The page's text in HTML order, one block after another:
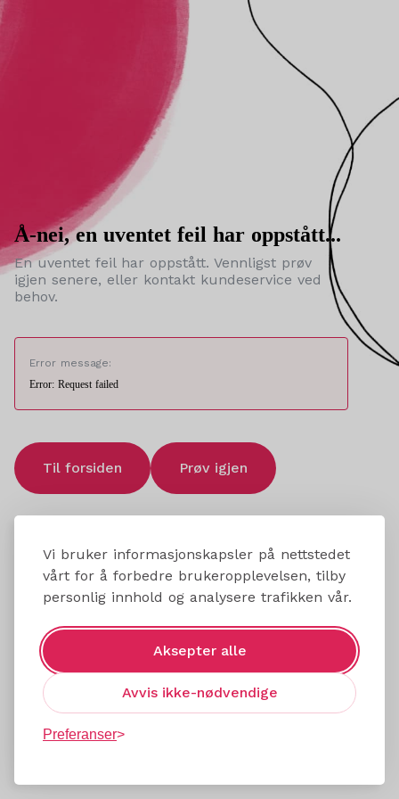
Vi bruker informasjonskapsler på nettstedet
vårt for å forbedre brukeropplevelsen, tilby
personlig innhold og analysere trafikken vår.
Aksepter alle
Avvis ikke-nødvendige
Preferanser
Å-nei, en uventet feil har oppstått...
En uventet feil har oppstått. Vennligst prøv
igjen senere, eller kontakt kundeservice ved
behov.
Error message:
Error: Request failed
Til forsiden Prøv igjen